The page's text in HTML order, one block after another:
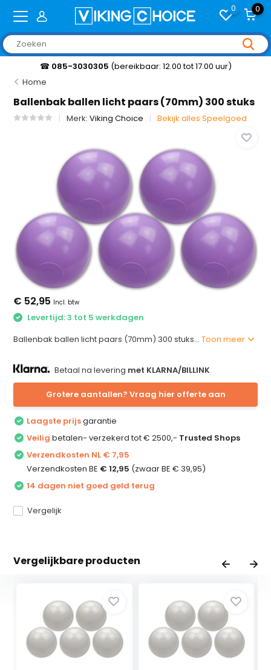
0 0
☎ 085-3030305 (bereikbaar: 12.00 tot 17.00 uur)
Home
Ballenbak ballen licht paars (70mm) 300 stuks
Merk:Viking Choice Bekijk alles Speelgoed
€ 52,95 Incl. btw
Levertijd: 3 tot 5 werkdagen
Ballenbak ballen licht paars (70mm) 300 stuks...Toon meer
Betaal na levering met KLARNA/BILLINK
Grotere aantallen? Vraag hier offerte aan
Laagste prijsgarantie
Veilig betalen- verzekerd tot € 2500,- Trusted Shops
Verzendkosten NL € 7,95
Verzendkosten BE € 12,95 (zwaar BE € 39,95)
14 dagen niet goed geld terug
Vergelijk
Vergelijkbare producten